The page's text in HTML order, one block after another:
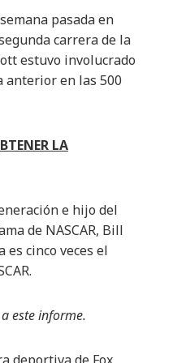
pasada en
carrera de la
estuvo involucrado
anterior en las 500
LA
e hijo del
de NASCAR, Bill
es cinco veces el
este informe.